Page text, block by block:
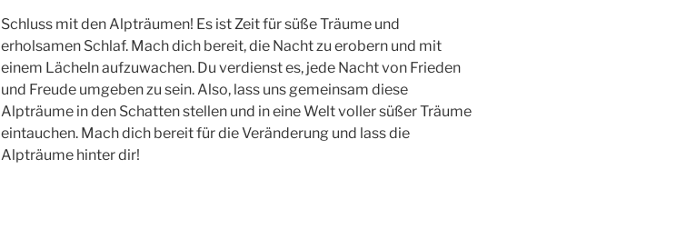
Schluss mit den Alpträumen! Es ist Zeit für süße Träume und
erholsamen Schlaf. Mach dich bereit, die Nacht zu erobern und mit
einem Lächeln aufzuwachen. Du verdienst es, jede Nacht von Frieden
und Freude umgeben zu sein. Also, lass uns gemeinsam diese
Alpträume in den Schatten stellen und in eine Welt voller süßer Träume
eintauchen. Mach dich bereit für die Veränderung und lass die
Alpträume hinter dir!